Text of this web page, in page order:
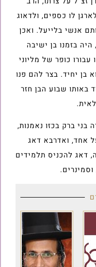
לו כספים, ולדאוג
אנשי בלייעל. ואכן
בזמנו בן ישיבה
כופר של מליוני
בן יחיד. בצר להם פנו
באותו שבוע הבן חזר
בני ברק בכזו נאמנות,
אחד, ואדרבא דאג
דאג להכניס תלמידים